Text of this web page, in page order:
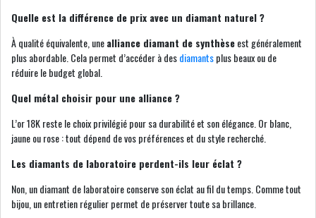
Quelle est la différence de prix avec un diamant naturel ?
À qualité équivalente, unealliance diamant de synthèseest généralement
plus abordable. Cela permet d’accéder à desdiamantsplus beaux ou de
réduire le budget global.
Quel métal choisir pour une alliance ?
L’or 18K reste le choix privilégié pour sa durabilité et son élégance. Or blanc,
jaune ou rose : tout dépend de vos préférences et du style recherché.
Les diamants de laboratoire perdent-ils leur éclat ?
Non, un diamant de laboratoire conserve son éclat au fil du temps. Comme tout
bijou, un entretien régulier permet de préserver toute sa brillance.